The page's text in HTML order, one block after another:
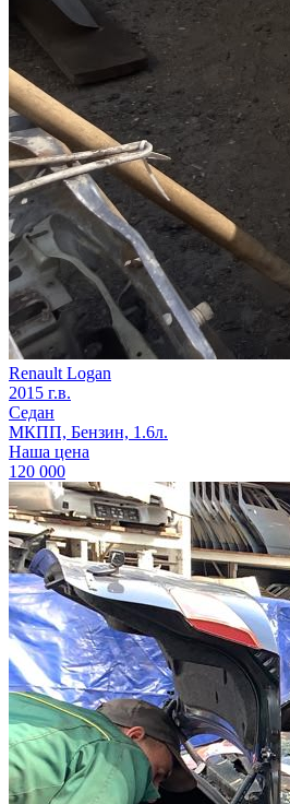
Renault Logan
2015 г.в.
Седан
МКПП, Бензин, 1.6л.
Наша цена
120 000